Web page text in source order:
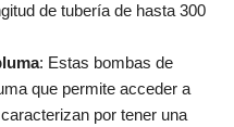
de tubería de hasta 300
: Estas bombas de
que permite acceder a
por tener una